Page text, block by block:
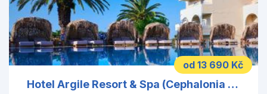
od 13 690 Kč
Hotel Argile Resort & Spa (Cephalonia Palace)